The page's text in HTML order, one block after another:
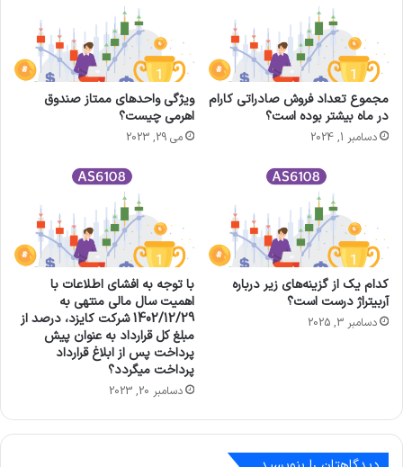
مجموع تعداد فروش صادراتی کارام
در ماه بیشتر بوده است؟
دسامبر 1, 2024
ویژگی واحدهای ممتاز صندوق
اهرمی چیست؟
می 29, 2023
کدام یک از گزینه‌های زیر درباره
آربیتراژ درست است؟
دسامبر 3, 2025
با توجه به افشای اطلاعات با
اهمیت سال مالی منتهی به
1402/12/29 شرکت کايزد، درصد از
مبلغ کل قرارداد به عنوان پیش
پرداخت پس از ابلاغ قرارداد
پرداخت میگردد؟
دسامبر 20, 2023